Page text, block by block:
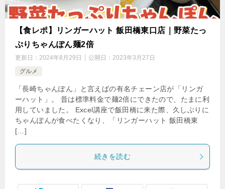
【食レポ】リンガーハット 飯田橋東口店｜野菜たっ
ぷりちゃんぽん麺2倍
更新日： 2024年8月29日 公開日： 2023年3月27日
グルメ
「長崎ちゃんぽん」と言えばの有名チェーン店が「リンガ
ーハット」。 昔は標準料金で麺2倍にできたので、たまに利
用していました。 Excel講座で飯田橋に来た際、久しぶりに
ちゃんぽんが食べたくなり、「リンガーハット 飯田橋東
[…]
続きを読む